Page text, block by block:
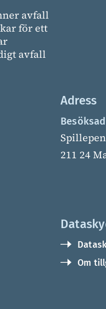
avfall
för ett
avfall
Adress
211 24
Om